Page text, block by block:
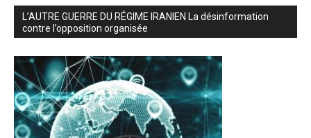
L’AUTRE GUERRE DU RÉGIME IRANIEN La désinformation
contre l’opposition organisée